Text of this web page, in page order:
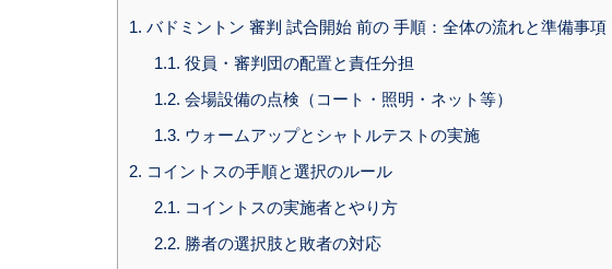
1. バドミントン 審判 試合開始 前の 手順：全体の流れと準備事項
1.1. 役員・審判団の配置と責任分担
1.2. 会場設備の点検（コート・照明・ネット等）
1.3. ウォームアップとシャトルテストの実施
2. コイントスの手順と選択のルール
2.1. コイントスの実施者とやり方
2.2. 勝者の選択肢と敗者の対応